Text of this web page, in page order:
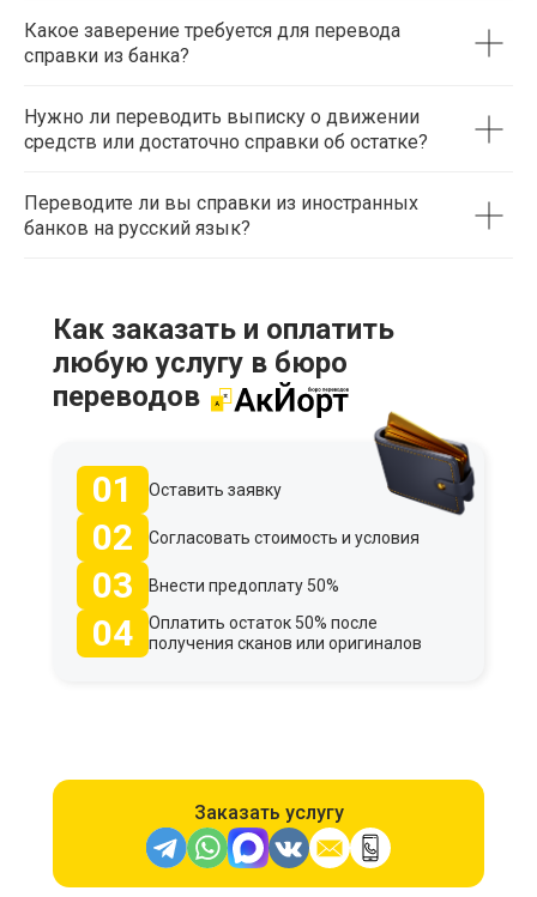
Какое заверение требуется для перевода
справки из банка?
Нужно ли переводить выписку о движении
средств или достаточно справки об остатке?
Переводите ли вы справки из иностранных
банков на русский язык?
Как заказать и оплатить
любую услугу в бюро
переводов
01 Оставить заявку
02 Согласовать стоимость и условия
03 Внести предоплату 50%
04
Оплатить остаток 50% после
получения сканов или оригиналов
Заказать услугу